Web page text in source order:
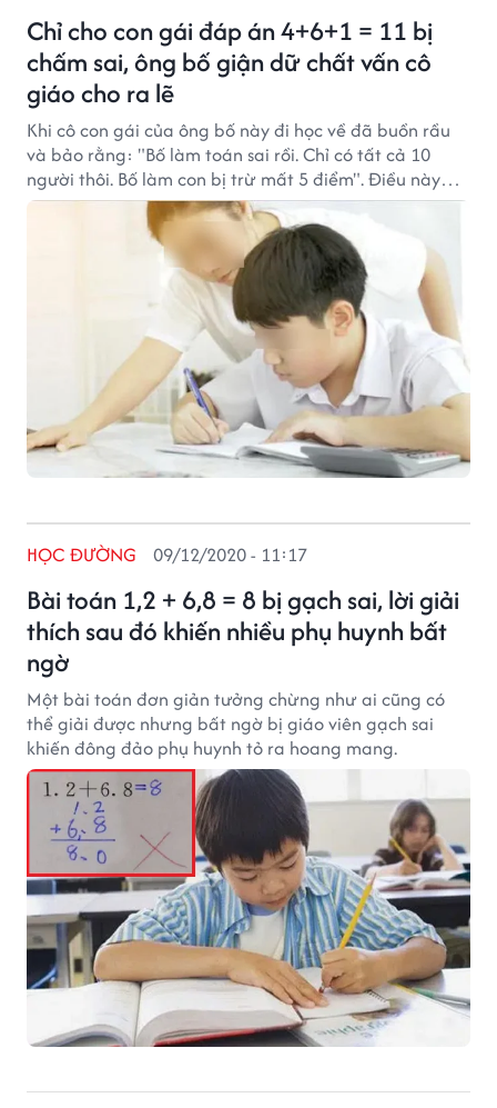
Chỉ cho con gái đáp án 4+6+1 = 11 bị
chấm sai, ông bố giận dữ chất vấn cô
giáo cho ra lẽ
Khi cô con gái của ông bố này đi học về đã buồn rầu
và bảo rằng: "Bố làm toán sai rồi. Chỉ có tất cả 10
người thôi. Bố làm con bị trừ mất 5 điểm". Điều này
khiến ông bố không khỏi giận dữ và quyết hỏi cô giáo
Bài toán 1,2 + 6,8 = 8 bị gạch sai, lời giải
thích sau đó khiến nhiều phụ huynh bất
ngờ
HỌC ĐƯỜNG 09/12/2020 - 11:17
Một bài toán đơn giản tưởng chừng như ai cũng có
thể giải được nhưng bất ngờ bị giáo viên gạch sai
khiến đông đảo phụ huynh tỏ ra hoang mang.